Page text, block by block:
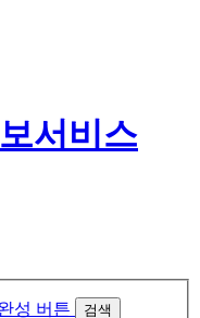
검색